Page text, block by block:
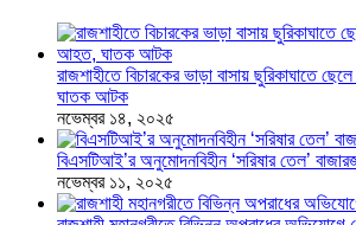
রাজশাহীতে বিচারকের ভাড়া বাসায় ছুরিকাঘাতে
ঘাতক আটক
নভেম্বর ১৪, ২০২৫
বিএসটিআই’র অনুমোদনবিহীন ‘সরিষার তেল’
নভেম্বর ১১, ২০২৫